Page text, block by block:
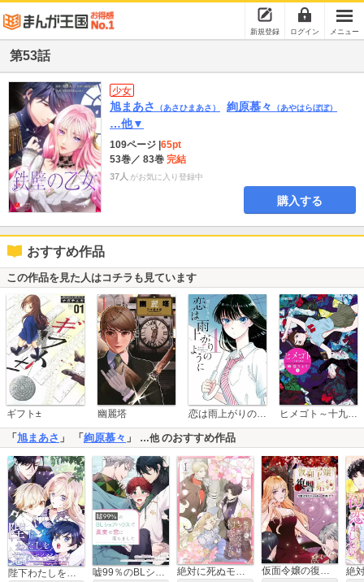
新規登録 ログイン メニュー
第53話
少女
旭まあさ （あさひまあさ） 絢原慕々 （あやはらぼぼ）
…他▼
109ページ 65pt
53巻／ 83巻 完結
37人 がお気に入り登録中
購入する
おすすめ作品
この作品を見た人はコチラも見ています
ギフト± 幽麗塔 恋は雨上がりのように ヒメゴト～十九歳の制服～
「 旭まあさ 」 「 絢原慕々 」 …他のおすすめ作品
嘘99％のBLシェアハウスで真実の恋に落ちました【タテスク】 絶対に死ぬモブ悪役令嬢は初恋がしたい【単行本版】 仮面令嬢の復讐婚約